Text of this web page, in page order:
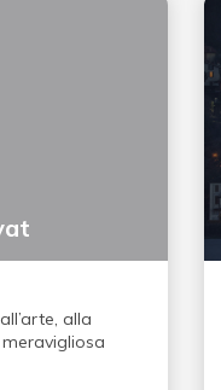
alla